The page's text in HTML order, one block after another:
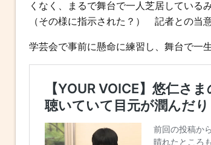
くなく、まるで舞台で一人芝居してい
（その様に指示された？） 記者との当
学芸会で事前に懸命に練習し、舞台で一